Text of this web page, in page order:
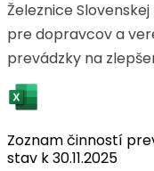
Železnice
pre dopravcov a
prevádzky na
Zoznam činností
stav k 30.11.2025